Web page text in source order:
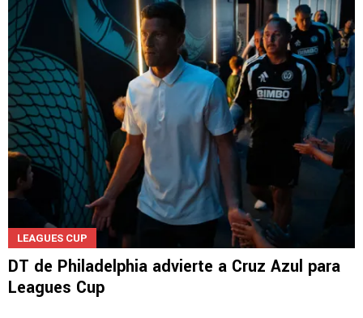
LEAGUES CUP
DT de Philadelphia advierte a Cruz Azul para
Leagues Cup